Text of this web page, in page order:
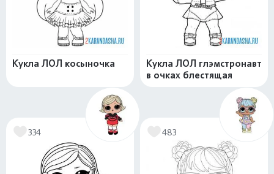
Кукла ЛОЛ косыночка
Кукла ЛОЛ глэмстронавт
в очках блестящая
334 483